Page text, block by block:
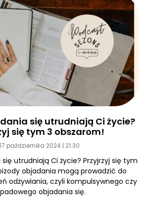
się utrudniają Ci życie?
się tym 3 obszarom!
17 października 2024 21:30
utrudniają Ci życie? Przyjrzyj się tym
objadania mogą prowadzić do
odżywiania, czyli kompulsywnego czy
objadania się.